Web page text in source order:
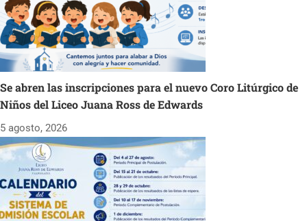
Se abren las inscripciones para el nuevo Coro Litúrgico de
Niños del Liceo Juana Ross de Edwards
5 agosto, 2026